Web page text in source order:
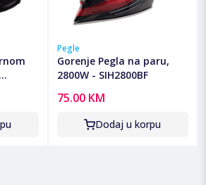
Pegle
Gorenje Pegla na paru,
2800W - SIH2800BF
75.00 KM
Dodaj u korpu